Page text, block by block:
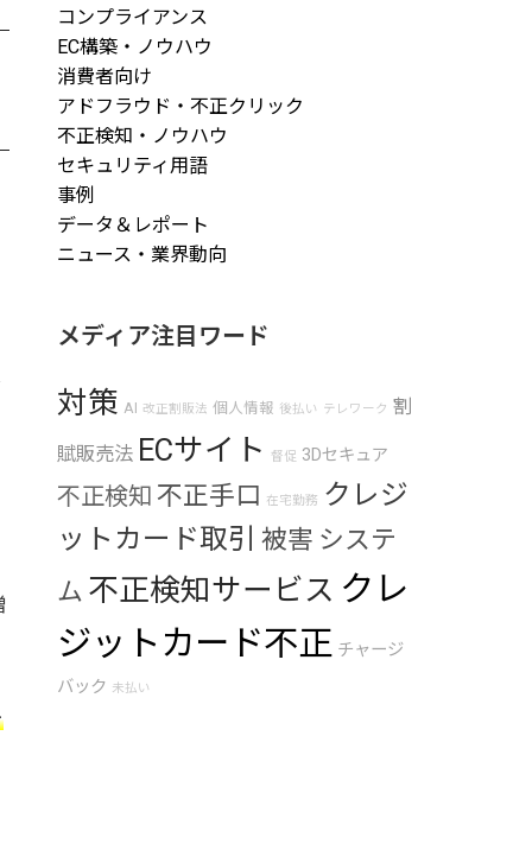
コンプライアンス
EC構築・ノウハウ
消費者向け
アドフラウド・不正クリック
不正検知・ノウハウ
セキュリティ用語
事例
データ＆レポート
ニュース・業界動向
メディア注目ワード
対策 AI 改正割販法 個人情報 後払い テレワーク 割
賦販売法 ECサイト 督促 3Dセキュア
不正検知 不正手口 在宅勤務 クレジ
ットカード取引
被害 システ
ム 不正検知サービス クレ
ジットカード不正 チャージ
バック 未払い